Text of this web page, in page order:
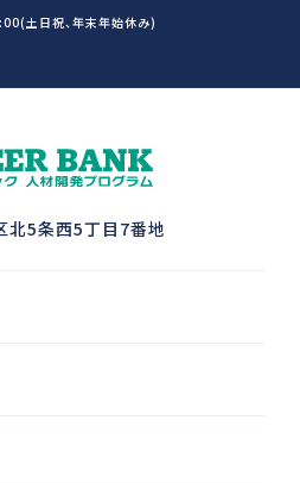
土日祝、年末年始休み)
北5条西5丁目7番地